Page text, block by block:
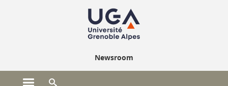
Newsroom
Ouvrir le menu principal